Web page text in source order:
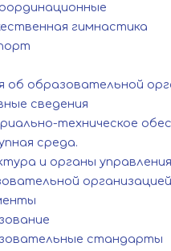
гимнастика
об образовательной
сведения
техническое
среда.
и органы управления
организацией
стандарты